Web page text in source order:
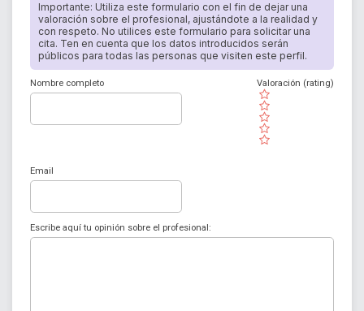
Importante: Utiliza este formulario con el fin de dejar una
valoración sobre el profesional, ajustándote a la realidad y
con respeto. No utilices este formulario para solicitar una
cita. Ten en cuenta que los datos introducidos serán
públicos para todas las personas que visiten este perfil.
Nombre completo
( )
( )
( )
( )
( )
Valoración (rating)
Email
Escribe aquí tu opinión sobre el profesional: